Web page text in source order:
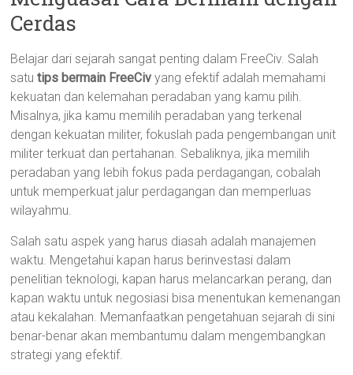
Cerdas
Belajar dari sejarah sangat penting dalam FreeCiv. Salah
satutips bermain FreeCiv yang efektif adalah memahami
kekuatan dan kelemahan peradaban yang kamu pilih.
Misalnya, jika kamu memilih peradaban yang terkenal
dengan kekuatan militer, fokuslah pada pengembangan unit
militer terkuat dan pertahanan. Sebaliknya, jika memilih
peradaban yang lebih fokus pada perdagangan, cobalah
untuk memperkuat jalur perdagangan dan memperluas
wilayahmu.
Salah satu aspek yang harus diasah adalah manajemen
waktu. Mengetahui kapan harus berinvestasi dalam
penelitian teknologi, kapan harus melancarkan perang, dan
kapan waktu untuk negosiasi bisa menentukan kemenangan
atau kekalahan. Memanfaatkan pengetahuan sejarah di sini
benar-benar akan membantumu dalam mengembangkan
strategi yang efektif.